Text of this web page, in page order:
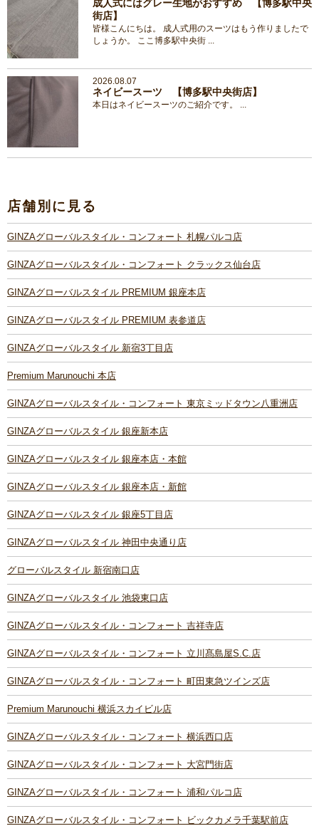
成人式にはグレー生地がおすすめ 【博多駅中央
街店】
皆様こんにちは。 成人式用のスーツはもう作りましたで
しょうか。 ここ博多駅中央街 ...
2026.08.07
ネイビースーツ 【博多駅中央街店】
本日はネイビースーツのご紹介です。 ...
店舗別に見る
GINZAグローバルスタイル・コンフォート 札幌パルコ店
GINZAグローバルスタイル・コンフォート クラックス仙台店
GINZAグローバルスタイル PREMIUM 銀座本店
GINZAグローバルスタイル PREMIUM 表参道店
GINZAグローバルスタイル 新宿3丁目店
Premium Marunouchi 本店
GINZAグローバルスタイル・コンフォート 東京ミッドタウン八重洲店
GINZAグローバルスタイル 銀座新本店
GINZAグローバルスタイル 銀座本店・本館
GINZAグローバルスタイル 銀座本店・新館
GINZAグローバルスタイル 銀座5丁目店
GINZAグローバルスタイル 神田中央通り店
グローバルスタイル 新宿南口店
GINZAグローバルスタイル 池袋東口店
GINZAグローバルスタイル・コンフォート 吉祥寺店
GINZAグローバルスタイル・コンフォート 立川髙島屋S.C.店
GINZAグローバルスタイル・コンフォート 町田東急ツインズ店
Premium Marunouchi 横浜スカイビル店
GINZAグローバルスタイル・コンフォート 横浜西口店
GINZAグローバルスタイル・コンフォート 大宮門街店
GINZAグローバルスタイル・コンフォート 浦和パルコ店
GINZAグローバルスタイル・コンフォート ビックカメラ千葉駅前店